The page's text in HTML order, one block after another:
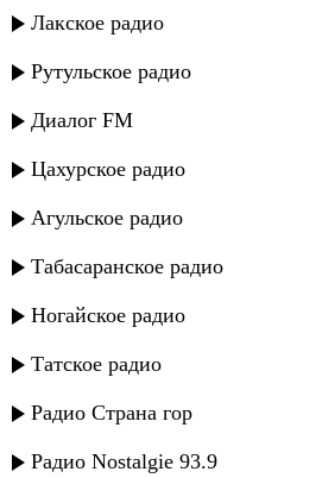
Лакское радио
Рутульское радио
Диалог FM
Цахурское радио
Агульское радио
Табасаранское радио
Ногайское радио
Татское радио
Радио Страна гор
Радио Nostalgie 93.9
Аслан Гусейнов - Меня
Аслан Гусейнов - Нежность
Аслан Гусейнов -
Аслан Гусейнов - Сильно
Аслан Идрисов - Моя